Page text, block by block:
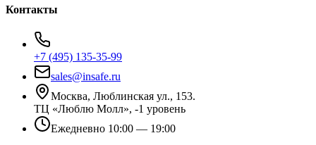
Контакты
+7 (495) 135-35-99
sales@insafe.ru
Москва, Люблинская ул., 153.
ТЦ «Люблю Молл», -1 уровень
Ежедневно 10:00 — 19:00